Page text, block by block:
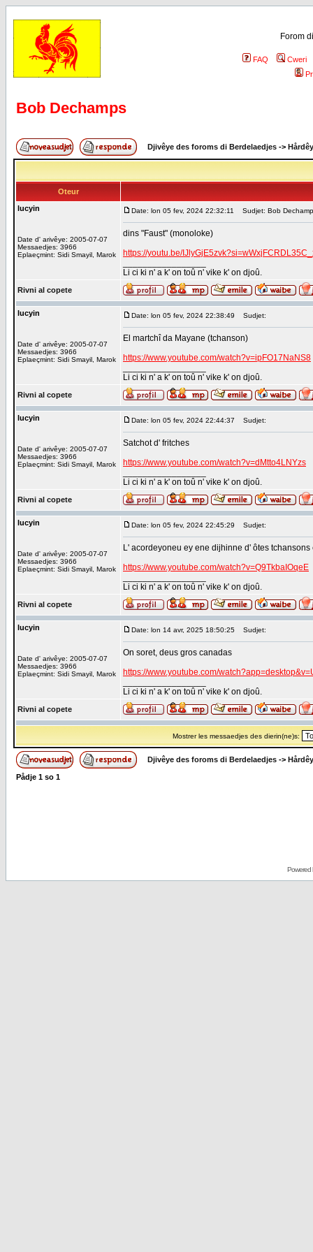
Forom
FAQ
Cweri
Bob Dechamps
Djivêye des foroms di Berdelaedjes ->
Oteur
lucyin
Date d' arivêye: 2005-07-07
Messaedjes: 3966
Eplaeçmint: Sidi Smayil, Marok
Date: lon 05 fev, 2024 22:32:11 Sudjet: Bob
dins "Faust" (monoloke)
https://youtu.be/
Li ci ki n' a k' on toû n' vike k' on djoû.
Rivni al copete
lucyin
Date d' arivêye: 2005-07-07
Messaedjes: 3966
Eplaeçmint: Sidi Smayil, Marok
Date: lon 05 fev, 2024 22:38:49 Sudjet:
El martchî da Mayane (tchanson)
https://www.youtube.com/watch?v=ipFO17NaNS8
Li ci ki n' a k' on toû n' vike k' on djoû.
Rivni al copete
lucyin
Date d' arivêye: 2005-07-07
Messaedjes: 3966
Eplaeçmint: Sidi Smayil, Marok
Date: lon 05 fev, 2024 22:44:37 Sudjet:
Satchot d' fritches
https://www.youtube.com/watch?v=dMtto4LNYzs
Li ci ki n' a k' on toû n' vike k' on djoû.
Rivni al copete
lucyin
Date d' arivêye: 2005-07-07
Messaedjes: 3966
Eplaeçmint: Sidi Smayil, Marok
Date: lon 05 fev, 2024 22:45:29 Sudjet:
L' acordeyoneu ey ene dijhinne d' ôtes tchansons
https://www.youtube.com/watch?v=Q9TkbaIOqeE
Li ci ki n' a k' on toû n' vike k' on djoû.
Rivni al copete
lucyin
Date d' arivêye: 2005-07-07
Messaedjes: 3966
Eplaeçmint: Sidi Smayil, Marok
Date: lon 14 avr, 2025 18:50:25 Sudjet:
On soret, deus gros canadas
https://www.youtube.com/
Li ci ki n' a k' on toû n' vike k' on djoû.
Rivni al copete
Mostrer les messaedjes des dierin(ne)s:
Djivêye des foroms di Berdelaedjes ->
Pådje 1 so 1
Powered